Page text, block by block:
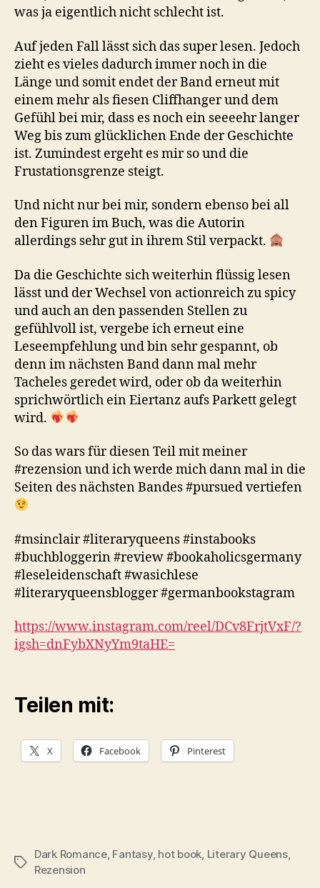
was ja eigentlich nicht schlecht ist.
Auf jeden Fall lässt sich das super lesen. Jedoch
zieht es vieles dadurch immer noch in die
Länge und somit endet der Band erneut mit
einem mehr als fiesen Cliffhanger und dem
Gefühl bei mir, dass es noch ein seeeehr langer
Weg bis zum glücklichen Ende der Geschichte
ist. Zumindest ergeht es mir so und die
Frustationsgrenze steigt.
Und nicht nur bei mir, sondern ebenso bei all
den Figuren im Buch, was die Autorin
allerdings sehr gut in ihrem Stil verpackt.
Da die Geschichte sich weiterhin flüssig lesen
lässt und der Wechsel von actionreich zu spicy
und auch an den passenden Stellen zu
gefühlvoll ist, vergebe ich erneut eine
Leseempfehlung und bin sehr gespannt, ob
denn im nächsten Band dann mal mehr
Tacheles geredet wird, oder ob da weiterhin
sprichwörtlich ein Eiertanz aufs Parkett gelegt
wird.
So das wars für diesen Teil mit meiner
#rezension und ich werde mich dann mal in die
Seiten des nächsten Bandes #pursued vertiefen
#msinclair #literaryqueens #instabooks
#buchbloggerin #review #bookaholicsgermany
#leseleidenschaft #wasichlese
#literaryqueensblogger #germanbookstagram
https://www.instagram.com/reel/DCv8FrjtVxF/?
igsh=dnFybXNyYm9taHE=
Teilen mit:
X Facebook Pinterest
Schlagwörter
Dark Romance, Fantasy, hot book, Literary Queens,
Rezension